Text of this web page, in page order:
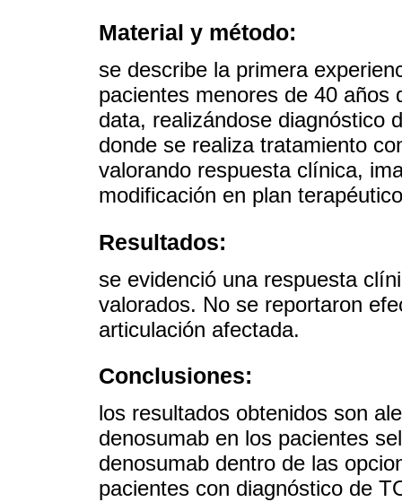
Material y método:
se describe la primera
pacientes menores de 40 años
data, realizándose diagnóstico
donde se realiza tratamiento
valorando respuesta clínica,
modificación en plan
Resultados:
se evidenció una respuesta
valorados. No se reportaron
articulación afectada.
Conclusiones:
los resultados obtenidos son
denosumab en los pacientes
denosumab dentro de las
pacientes con diagnóstico de